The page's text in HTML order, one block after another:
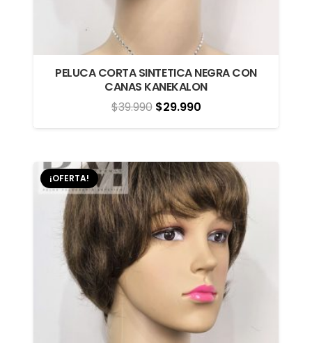
PELUCA CORTA SINTETICA NEGRA CON
CANAS KANEKALON
$39.990 El
precio
era:
$39.990.
$29.990El
precio
es:
$29.990.
¡OFERTA!